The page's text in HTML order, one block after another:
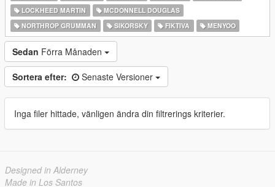
LOCKHEED MARTIN
MCDONNELL DOUGLAS
NORTHROP GRUMMAN
SIKORSKY FIKTIVA MENYOO
Sedan Förra Månaden
Sortera efter: Senaste Versioner
Inga filer hittade, vänligen ändra din filtrerings kriterier.
Designed in Alderney
Made in Los Santos